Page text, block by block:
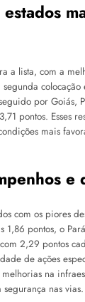
a lista, com a
por Goiás,
pontos. Esses
mais
e
com os piores
1,86 pontos, o
2,29 pontos
de ações
na
nas vias.